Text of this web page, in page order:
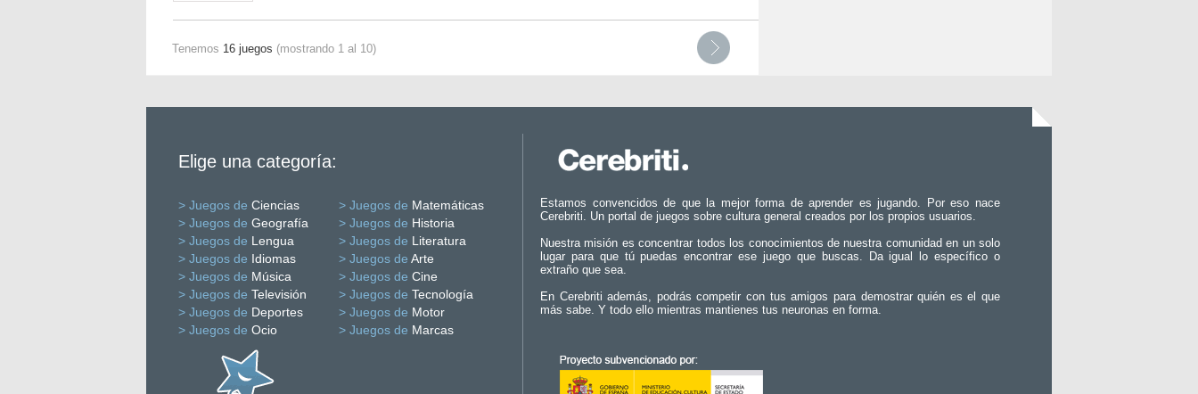
Tenemos 16 juegos (mostrando 1 al 10)
Elige una categoría:
> Juegos de Ciencias > Juegos de Matemáticas
> Juegos de Geografía > Juegos de Historia
> Juegos de Lengua > Juegos de Literatura
> Juegos de Idiomas > Juegos de Arte
> Juegos de Música > Juegos de Cine
> Juegos de Televisión > Juegos de Tecnología
> Juegos de Deportes > Juegos de Motor
> Juegos de Ocio > Juegos de Marcas
Estamos convencidos de que la mejor forma de aprender es jugando. Por eso nace
Cerebriti. Un portal de juegos sobre cultura general creados por los propios usuarios.
Nuestra misión es concentrar todos los conocimientos de nuestra comunidad en un solo
lugar para que tú puedas encontrar ese juego que buscas. Da igual lo específico o
extraño que sea.
En Cerebriti además, podrás competir con tus amigos para demostrar quién es el que
más sabe. Y todo ello mientras mantienes tus neuronas en forma.